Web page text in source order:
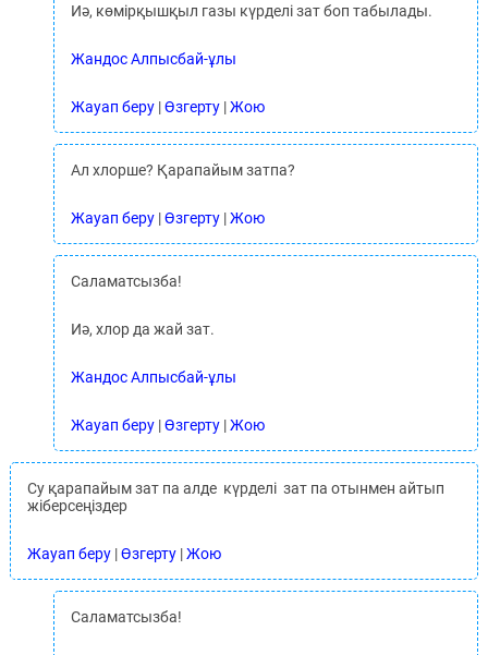
Иә, көмірқышқыл газы күрделі зат боп табылады.
Жандос Алпысбай-ұлы
Жауап беру|Өзгерту|Жою
Ал хлорше? Қарапайым затпа?
Жауап беру|Өзгерту|Жою
Саламатсызба!
Иә, хлор да жай зат.
Жандос Алпысбай-ұлы
Жауап беру|Өзгерту|Жою
Су қарапайым зат па алде күрделі зат па отынмен айтып
жіберсеңіздер
Жауап беру|Өзгерту|Жою
Саламатсызба!